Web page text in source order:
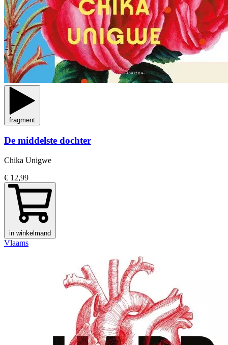
fragment
De middelste dochter
Chika Unigwe
€ 12,99
in winkelmand
Vlaams